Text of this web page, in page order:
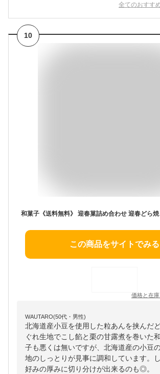
全てのおすす
10
この商品をサイトでみる
価格と在庫
WAUTARO(50代・男性)
北海道産小豆を使用した粒あんを挟んだ
ぐれ生地でこし餡と栗の甘露煮を巻いた
子も悪くは無いですが、北海道産の小豆
地のしっとりが見事に調和しています。
好みの厚みに切り分けが出来るのも◎。